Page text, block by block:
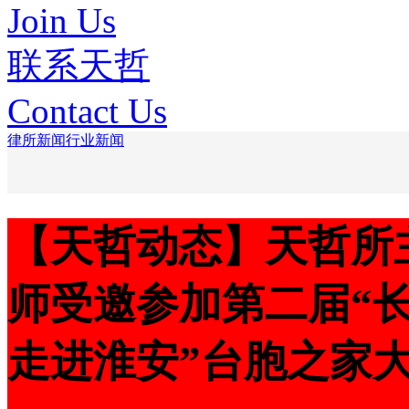
Join Us
联系天哲
Contact Us
律所新闻行业新闻
【天哲动态】天哲
师受邀参加第二届
走进淮安”台胞之家